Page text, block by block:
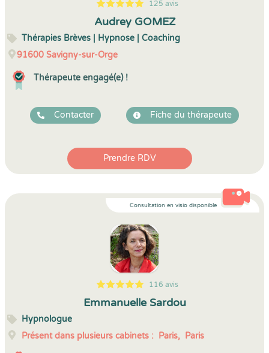
5
1
5
125 125 avis
Audrey GOMEZ
Thérapies Brèves | Hypnose | Coaching
91600 Savigny-sur-Orge
Thérapeute engagé(e) !
Contacter Fiche du thérapeute
Prendre RDV
Consultation en visio disponible
5
1
5
116 116 avis
Emmanuelle Sardou
Hypnologue
Présent dans plusieurs cabinets : Paris, Paris